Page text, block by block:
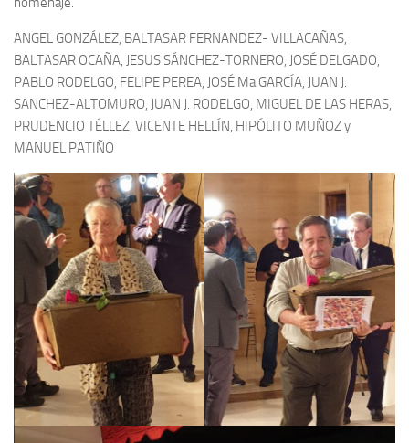
ANGEL GONZÁLEZ, BALTASAR FERNANDEZ- VILLACAÑAS,
BALTASAR OCAÑA, JESUS SÁNCHEZ-TORNERO, JOSÉ DELGADO,
PABLO RODELGO, FELIPE PEREA, JOSÉ Ma GARCÍA, JUAN J.
SANCHEZ-ALTOMURO, JUAN J. RODELGO, MIGUEL DE LAS HERAS,
PRUDENCIO TÉLLEZ, VICENTE HELLÍN, HIPÓLITO MUÑOZ y
MANUEL PATIÑO